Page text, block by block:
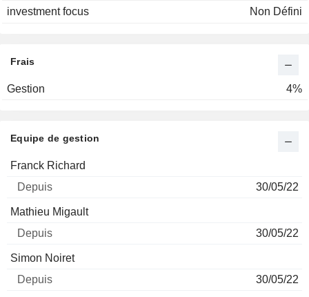
investment focus
Non Défini
Frais
Gestion 4%
Equipe de gestion
Nom Depuis
Franck Richard
30/05/22
Mathieu Migault
30/05/22
Simon Noiret
30/05/22